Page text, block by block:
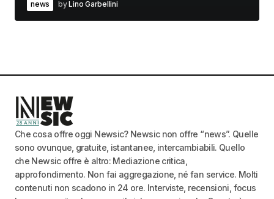
news byLino Garbellini
Che cosa offre oggi Newsic? Newsic non offre “news”. Quelle
sono ovunque, gratuite, istantanee, intercambiabili. Quello
che Newsic offre è altro: Mediazione critica,
approfondimento. Non fai aggregazione, né fan service. Molti
contenuti non scadono in 24 ore. Interviste, recensioni, focus